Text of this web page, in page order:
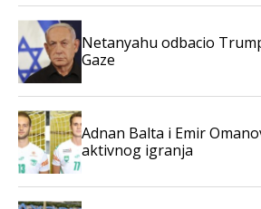
Netanyahu odbacio
Gaze
Adnan Balta i Emir
aktivnog igranja